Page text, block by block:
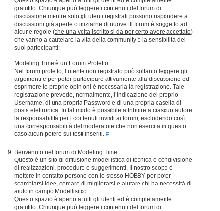
gratutito. Chiunque può leggere i contenuti del forum di
discussione mentre solo gli utenti registrati possono rispondere a
discussioni già aperte o iniziarne di nuove. Il forum è soggetto ad
alcune regole (che una volta iscritto si da per certo avere accettato)
che vanno a cautelare la vita della community e la sensibilità dei
suoi partecipanti:
Modeling Time è un Forum Protetto.
Nel forum protetto, l’utente non registrato può soltanto leggere gli
argomenti e per poter partecipare attivamente alla discussione ed
esprimere le proprie opinioni è necessaria la registrazione. Tale
registrazione prevede, normalmente, l’indicazione del proprio
Username, di una propria Password e di una propria casella di
posta elettronica. In tal modo è possibile attribuire a ciascun autore
la responsabilità per i contenuti inviati ai forum, escludendo così
una corresponsabilità del moderatore che non esercita in questo
caso alcun potere sui testi inseriti. #
Benvenuto nel forum di Modeling Time.
Questo è un sito di diffusione modellistica di tecnica e condivisione
di realizzazioni, procedure e suggerimenti. Il nostro scopo è
mettere in contatto persone con lo stesso HOBBY per poter
scambiarsi idee, cercare di migliorarsi e aiutare chi ha necessità di
aiuto in campo Modellisitco.
Questo spazio è aperto a tutti gli utenti ed è completamente
gratutito. Chiunque può leggere i contenuti del forum di